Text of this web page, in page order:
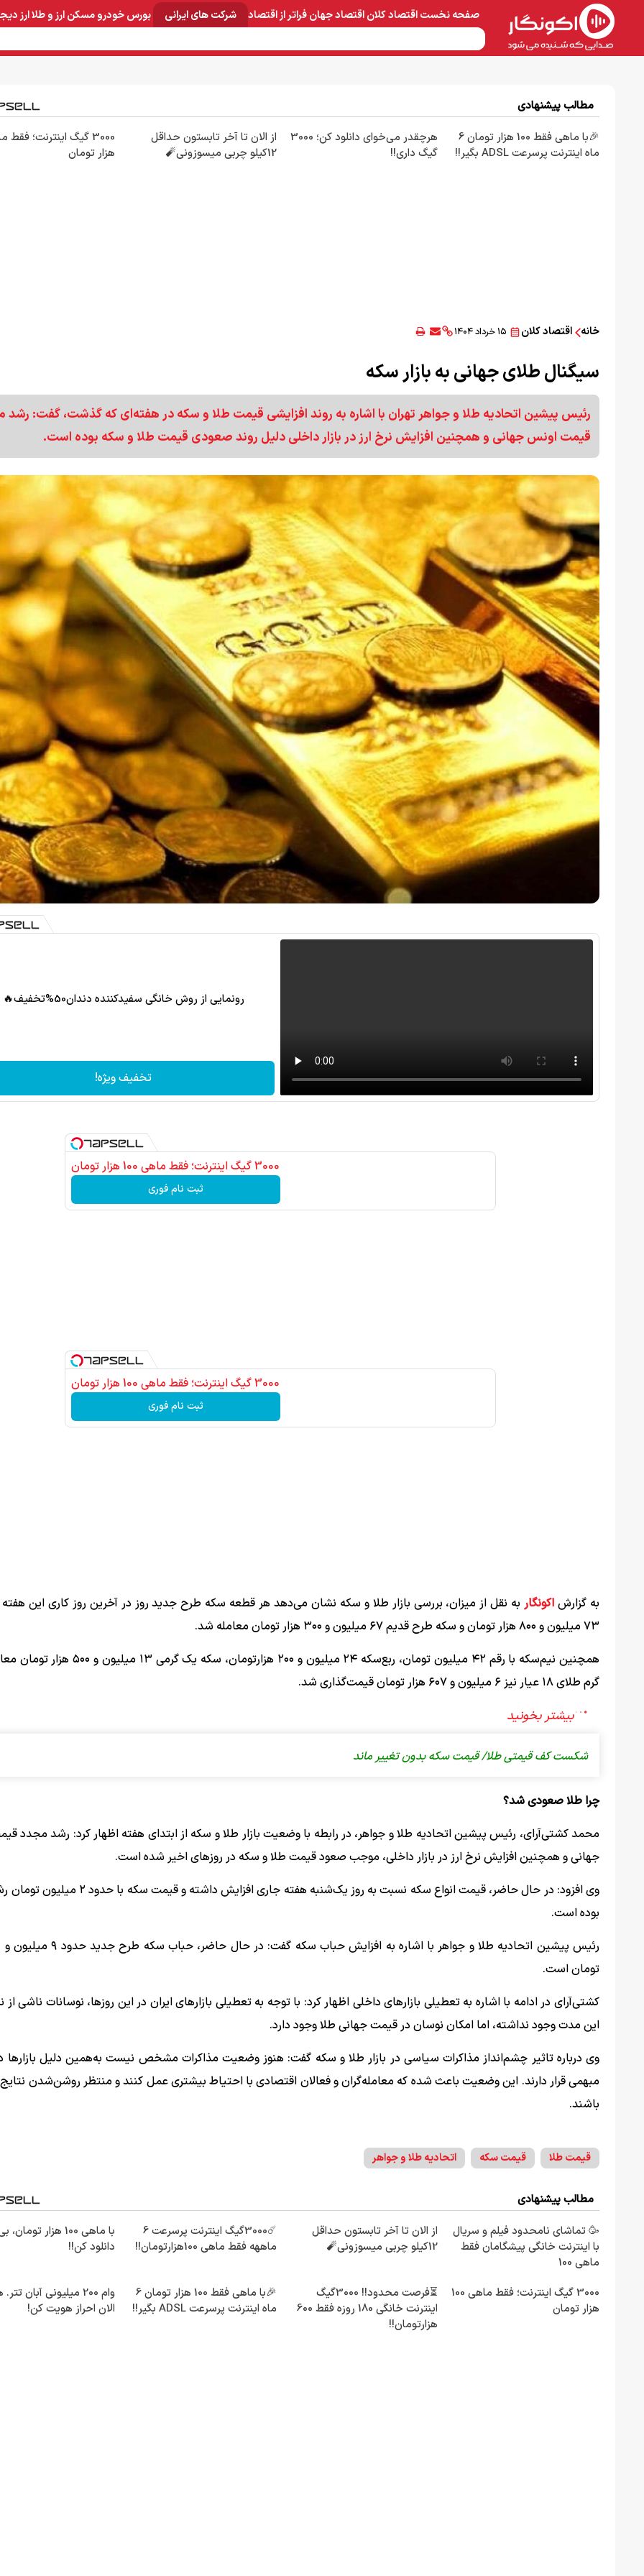
صفحه نخستاقتصاد کلاناقتصاد جهانفراتر از اقتصاد شرکت های ایرانی بورسخودرومسکنارز و طلاارز
مطالب پیشنهادی
🎉با ماهی فقط 100 هزار تومان 6
ماه اینترنت پرسرعت ADSL بگیر!!
هرچقدر می‌خوای دانلود کن؛ 3000
گیگ داری!!
از الان تا آخر تابستون حداقل
12کیلو چربی میسوزونی🧨
هزار تومان
خانه اقتصاد کلان ۱۵ خرداد ۱۴۰۴
سیگنال طلای جهانی به بازار سکه
رئیس پیشین اتحادیه طلا و جواهر تهران با اشاره به روند افزایشی قیمت طلا و سکه در هفته‌ای که گذشت، گفت: رشد
قیمت اونس جهانی و همچنین افزایش نرخ ارز در بازار داخلی دلیل روند صعودی قیمت طلا و سکه بوده است.
رونمایی از روش خانگی سفیدکننده دندان50%تخفیف🔥
تخفیف ویژه!
3000 گیگ اینترنت؛ فقط ماهی 100 هزار تومان
ثبت نام فوری
3000 گیگ اینترنت؛ فقط ماهی 100 هزار تومان
ثبت نام فوری
به گزارش اکونگار به نقل از میزان، بررسی بازار طلا و سکه نشان می‌دهد هر قطعه سکه طرح جدید روز در آخرین روز کاری این
۷۳ میلیون و ۸۰۰ هزار تومان و سکه طرح قدیم ۶۷ میلیون و ۳۰۰ هزار تومان معامله شد.
همچنین نیم‌سکه با رقم ۴۲ میلیون تومان، ربع‌سکه ۲۴ میلیون و ۲۰۰ هزارتومان،
گرم طلای ۱۸ عیار نیز ۶ میلیون و ۶۰۷ هزار تومان قیمت‌گذاری شد.
شکست کف قیمتی طلا/ قیمت سکه بدون تغییر ماند
چرا طلا صعودی شد؟
محمد کشتی‌آرای، رئیس پیشین اتحادیه طلا و جواهر، در رابطه با وضعیت بازار طلا و سکه از ابتدای هفته اظهار کرد: رشد مجدد
جهانی و همچنین افزایش نرخ ارز در بازار داخلی، موجب صعود قیمت طلا و سکه در روز‌های اخیر شده است.
وی افزود: در حال حاضر، قیمت انواع سکه نسبت به روز یک‌شنبه هفته جاری افزایش
بوده است.
تومان است.
کشتی‌آرای در ادامه با اشاره به تعطیلی بازار‌های داخلی اظهار کرد: با توجه به تعطیلی بازار‌های ایران در این روزها، نوسانات ناشی از
این مدت وجود نداشته، اما امکان نوسان در قیمت جهانی طلا وجود دارد.
وی درباره تاثیر چشم‌انداز مذاکرات سیاسی در بازار طلا و سکه گفت: هنوز وضعیت مذاکرات مشخص نیست به‌همین دلیل بازار‌ها
مبهمی قرار دارند. این وضعیت باعث شده که معامله‌گران و فعالان اقتصادی با احتیاط بیشتری عمل کنند و منتظر روشن‌شدن
باشند.
قیمت طلا قیمت سکه اتحادیه طلا و جواهر
مطالب پیشنهادی
🥳 تماشای نامحدود فیلم و سریال
با اینترنت خانگی پیشگامان فقط
ماهی 100
از الان تا آخر تابستون حداقل
12کیلو چربی میسوزونی🧨
☄️3000گیگ اینترنت پرسرعت 6
ماههه فقط ماهی 100هزارتومان!!
با ماهی 100 هزار
دانلود کن!!
3000 گیگ اینترنت؛ فقط ماهی 100
هزار تومان
⏳فرصت محدود!! 3000گیگ
اینترنت خانگی 180 روزه فقط 600
هزارتومان!!
🎉با ماهی فقط 100 هزار تومان 6
ماه اینترنت پرسرعت ADSL بگیر!!
وام 200 میلیونی آبان
الان احراز هویت کن!